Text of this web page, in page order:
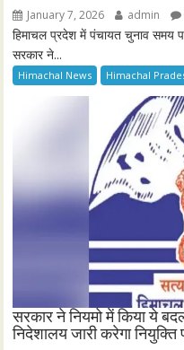
January 7, 2026 admin
हिमाचल प्रदेश में पंचायत चुनाव समय
सरकार ने...
Himachal News Himachal
सरकार ने नियमो में किया ये
निदेशालय जारी करेगा नियुक्ति